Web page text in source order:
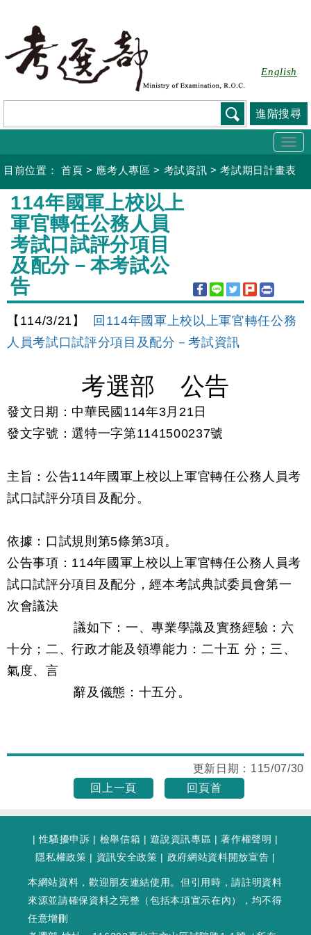
要
容
English
進階搜尋
目前位置： 首頁 > 應考人專區 > 考試資訊 >考試期日計畫表
:::
114年國軍上校以上
軍官轉任公務人員
考試口試評分項目
及配分－本考試公
告
【114/3/21】
回114年國軍上校以上軍官轉任公務
人員考試口試評分項目及配分－考試資訊
考選部 公告
發文日期：中華民國114年3月21日
發文字號：選特一字第1141500237號
主旨：公告114年國軍上校以上軍官轉任公務人員考
試口試評分項目及配分。
依據：口試規則第5條第3項。
公告事項：114年國軍上校以上軍官轉任公務人員考
試口試評分項目及配分，經本考試典試委員會第一
次會議決
議如下：一、專業學識及實務經驗：六
十分；二、行政才能及領導能力：二十五 分；三、
氣度、言
辭及儀態：十五分。
更新日期： 115/07/30
回上一頁
回頁首
|性騷擾申訴 | 檢舉信箱 |遊說資訊專區 |著作權聲明 |
隱私權政策 | 資訊安全政策 | 政府網站資料開放宣告 |
本網站資料，歡迎朋友連結使用。但引用時，請註明資料
來源並請確保資料之完整（包括本項宣示在內），均不得
任意增刪